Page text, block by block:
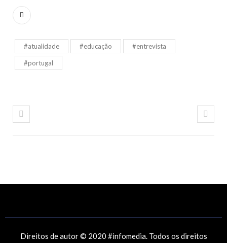
#atualidade #educação #entrevista
#portugal
Direitos de autor © 2020 #infomedia. Todos os direitos